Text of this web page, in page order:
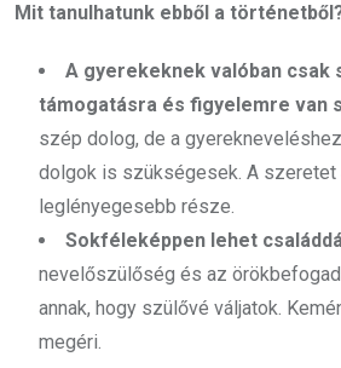
Mit tanulhatunk ebből a
A gyerekeknek valóban
támogatásra és figyelemre van
szép dolog, de a
dolgok is szükségesek. A
leglényegesebb része.
Sokféleképpen lehet
nevelőszülőség és az
annak, hogy szülővé váljatok.
megéri.